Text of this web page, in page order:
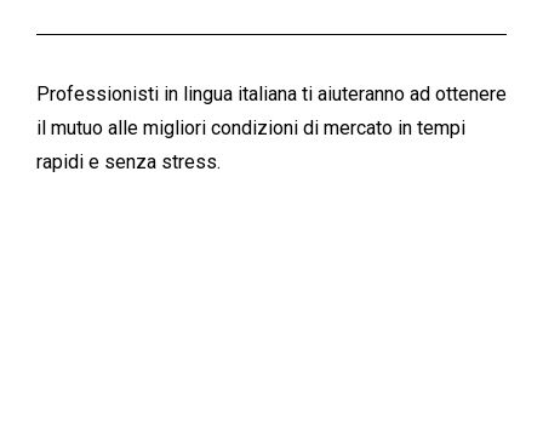
Professionisti in lingua italiana ti aiuteranno ad ottenere
il mutuo alle migliori condizioni di mercato in tempi
rapidi e senza stress.